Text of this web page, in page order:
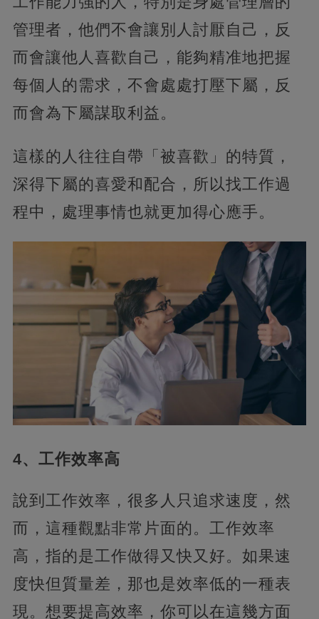
管理者，他們不會讓別人討厭自己，反
而會讓他人喜歡自己，能夠精准地把握
每個人的需求，不會處處打壓下屬，反
而會為下屬謀取利益。
這樣的人往往自帶「被喜歡」的特質，
深得下屬的喜愛和配合，所以找工作過
程中，處理事情也就更加得心應手。
4、工作效率高‍
說到工作效率，很多人只追求速度，然
而，這種觀點非常片面的。工作效率
高，指的是工作做得又快又好。如果速
度快但質量差，那也是效率低的一種表
現。想要提高效率，你可以在這幾方面